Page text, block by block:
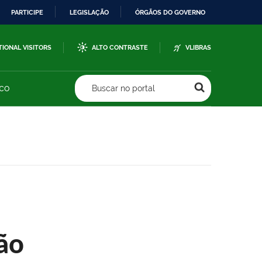
PARTICIPE LEGISLAÇÃO ÓRGÃOS DO GOVERNO
VISITORS ALTO CONTRASTE VLIBRAS
Buscar no portal